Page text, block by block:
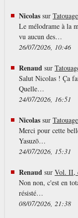
Nicolassur
Le mélodrame à la
vu aucun des…
26/07/2026, 10:46
Renaudsur
Salut Nicolas ! Ça
Quelle…
24/07/2026, 16:51
Nicolassur
Merci pour cette
Yasuzō…
24/07/2026, 15:31
Renaudsur Vol. II,
Non non, c'est en
résisté…
08/07/2026, 21:38